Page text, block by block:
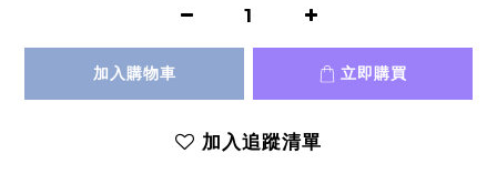
加入購物車 立即購買
加入追蹤清單